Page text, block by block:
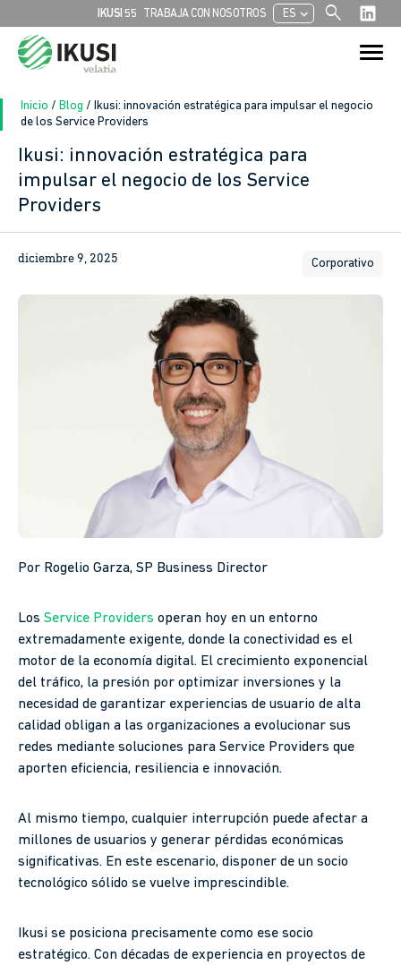
IKUSI 55 TRABAJA CON NOSOTROS ESchevron_left search
Buscar:
Botón de
Inicio / Blog / Ikusi: innovación estratégica para impulsar el negocio
de los Service Providers
Ikusi: innovación estratégica para
impulsar el negocio de los Service
Providers
diciembre 9, 2025 Corporativo
Por Rogelio Garza, SP Business Director
Los Service Providers operan hoy en un entorno
extremadamente exigente, donde la conectividad es el
motor de la economía digital. El crecimiento exponencial
del tráfico, la presión por optimizar inversiones y la
necesidad de garantizar experiencias de usuario de alta
calidad obligan a las organizaciones a evolucionar sus
redes mediante soluciones para Service Providers que
aporten eficiencia, resiliencia e innovación.
Al mismo tiempo, cualquier interrupción puede afectar a
millones de usuarios y generar pérdidas económicas
significativas. En este escenario, disponer de un socio
tecnológico sólido se vuelve imprescindible.
Ikusi se posiciona precisamente como ese socio
estratégico. Con décadas de experiencia en proyectos de